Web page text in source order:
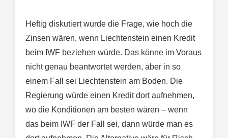
Heftig diskutiert wurde die Frage, wie hoch die
Zinsen wären, wenn Liechtenstein einen Kredit
beim IWF beziehen würde. Das könne im Voraus
nicht genau beantwortet werden, aber in so
einem Fall sei Liechtenstein am Boden. Die
Regierung würde einen Kredit dort aufnehmen,
wo die Konditionen am besten wären – wenn
das beim IWF der Fall sei, dann würde man es